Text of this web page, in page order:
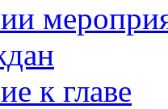
к главе